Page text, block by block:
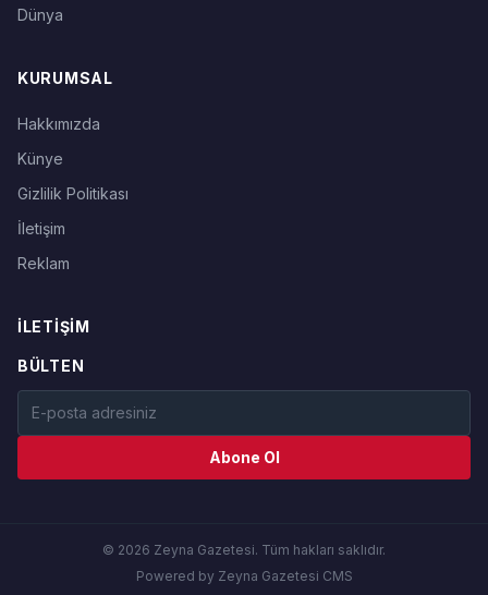
Dünya
KURUMSAL
Hakkımızda
Künye
Gizlilik Politikası
İletişim
Reklam
İLETIŞIM
BÜLTEN
Abone Ol
© 2026 Zeyna Gazetesi. Tüm hakları saklıdır.
Powered by Zeyna Gazetesi CMS